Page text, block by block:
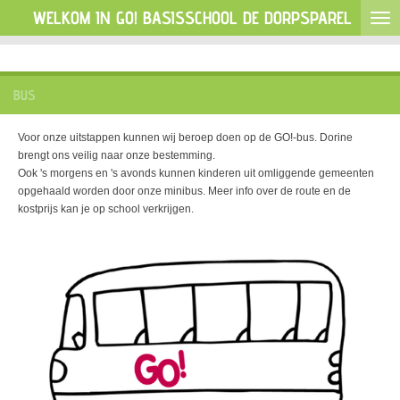
direct
de
hoofdinhoud
WELKOM IN GO! BASISSCHOOL DE DORPSPAREL
BUS
Voor onze uitstappen kunnen wij beroep doen op de GO!-bus. Dorine
brengt ons veilig naar onze bestemming.
Ook 's morgens en 's avonds kunnen kinderen uit omliggende gemeenten
opgehaald worden door onze minibus. Meer info over de route en de
kostprijs kan je op school verkrijgen.